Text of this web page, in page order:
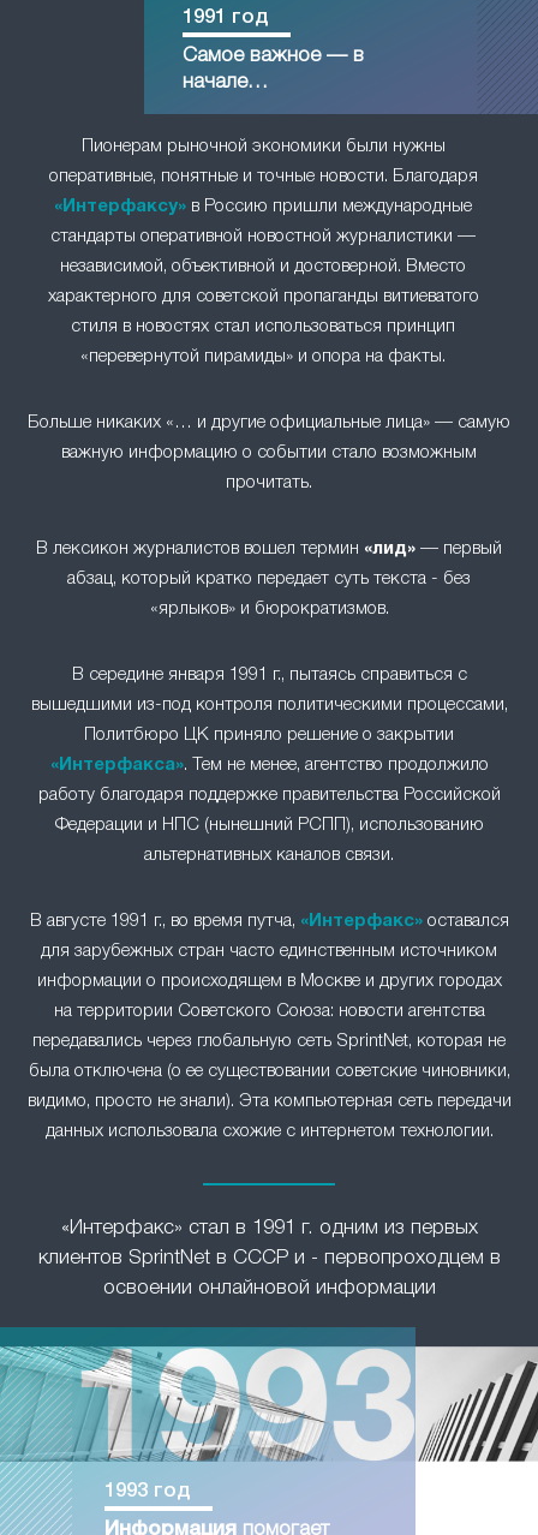
Пионерам рыночной экономики были нужны
оперативные, понятные и точные новости. Благодаря
«Интерфаксу» в Россию пришли международные
стандарты оперативной новостной журналистики —
независимой, объективной и достоверной. Вместо
характерного для советской пропаганды витиеватого
стиля в новостях стал использоваться принцип
«перевернутой пирамиды» и опора на факты.
1991 год
Самое важное — в
начале…
Больше никаких «… и другие официальные лица» — самую
важную информацию о событии стало возможным
прочитать.
В лексикон журналистов вошел термин «лид» — первый
абзац, который кратко передает суть текста - без
«ярлыков» и бюрократизмов.
В середине января 1991 г., пытаясь справиться с
вышедшими из-под контроля политическими процессами,
Политбюро ЦК приняло решение о закрытии
«Интерфакса». Тем не менее, агентство продолжило
работу благодаря поддержке правительства Российской
Федерации и НПС (нынешний РСПП), использованию
альтернативных каналов связи.
В августе 1991 г., во время путча, «Интерфакс»оставался
для зарубежных стран часто единственным источником
информации о происходящем в Москве и других городах
на территории Советского Союза: новости агентства
передавались через глобальную сеть SprintNet, которая не
была отключена (о ее существовании советские чиновники,
видимо, просто не знали). Эта компьютерная сеть передачи
данных использовала схожие с интернетом технологии.
«Интерфакс» стал в 1991 г. одним из первых
клиентов SprintNet в СССР и - первопроходцем в
освоении онлайновой информации
1993 год
Информация помогает